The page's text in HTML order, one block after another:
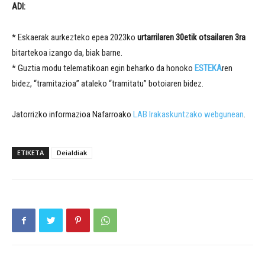
ADI:
* Eskaerak aurkezteko epea 2023ko urtarrilaren 30etik otsailaren 3ra
bitartekoa izango da, biak barne.
* Guztia modu telematikoan egin beharko da honoko ESTEKAren
bidez, “tramitazioa” ataleko “tramitatu” botoiaren bidez.
Jatorrizko informazioa Nafarroako LAB Irakaskuntzako webgunean.
ETIKETA Deialdiak